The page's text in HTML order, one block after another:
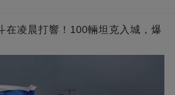
在凌晨打響！100輛坦克入城，爆